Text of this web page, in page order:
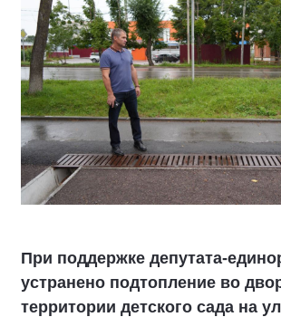
При поддержке депутата-
устранено подтопление во
территории детского сада на